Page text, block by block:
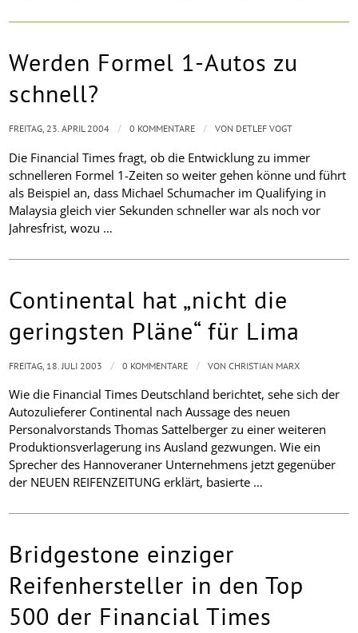
Werden Formel 1-Autos zu
schnell?
Die Financial Times fragt, ob die Entwicklung zu immer
schnelleren Formel 1-Zeiten so weiter gehen könne und führt
als Beispiel an, dass Michael Schumacher im Qualifying in
Malaysia gleich vier Sekunden schneller war als noch vor
Jahresfrist, wozu …
FREITAG, 23. APRIL 2004 / 0 KOMMENTARE / VON DETLEF VOGT
Continental hat „nicht die
geringsten Pläne“ für Lima
Wie die Financial Times Deutschland berichtet, sehe sich der
Autozulieferer Continental nach Aussage des neuen
Personalvorstands Thomas Sattelberger zu einer weiteren
Produktionsverlagerung ins Ausland gezwungen. Wie ein
Sprecher des Hannoveraner Unternehmens jetzt gegenüber
der NEUEN REIFENZEITUNG erklärt, basierte …
FREITAG, 18. JULI 2003 / 0 KOMMENTARE / VONCHRISTIAN MARX
Bridgestone einziger
Reifenhersteller in den Top
500 der Financial Times